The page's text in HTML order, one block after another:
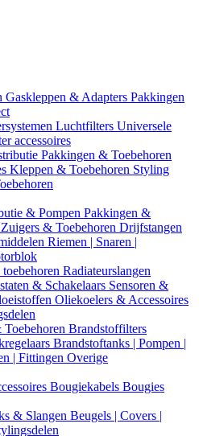
Gaskleppen & Adapters Pakkingen
Luchtfilters Universele
accessoires
Pakkingen & Toebehoren
Kleppen & Toebehoren Styling
& Pompen Pakkingen &
Zuigers & Toebehoren Drijfstangen
Riemen | Snaren |
Radiateurslangen
& Schakelaars Sensoren &
Oliekoelers & Accessoires
Brandstoffilters
Brandstoftanks | Pompen |
| Fittingen Overige
Bougiekabels Bougies
& Slangen Beugels | Covers |